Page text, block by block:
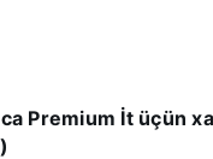
Premium İt üçün